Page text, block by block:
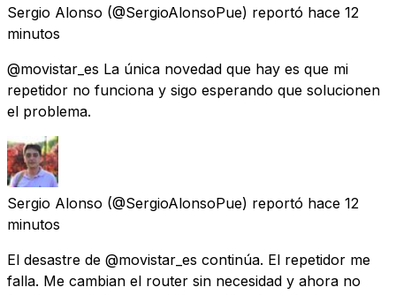
Sergio Alonso (@SergioAlonsoPue) reportó hace 12
minutos
@movistar_es La única novedad que hay es que mi
repetidor no funciona y sigo esperando que solucionen
el problema.
Sergio Alonso (@SergioAlonsoPue) reportó hace 12
minutos
El desastre de @movistar_es continúa. El repetidor me
falla. Me cambian el router sin necesidad y ahora no